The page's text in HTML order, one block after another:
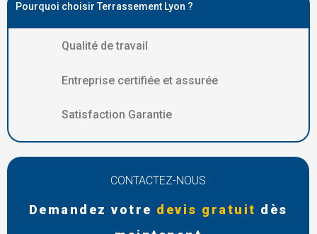
Pourquoi choisir Terrassement Lyon ?
Qualité de travail
Entreprise certifiée et assurée
Satisfaction Garantie
CONTACTEZ-NOUS
Demandez votre devis gratuit dès